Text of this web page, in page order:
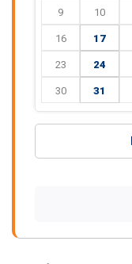
9 10
16 17
23 24
30 31